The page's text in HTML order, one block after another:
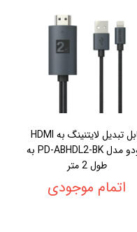
کابل تبدیل لایتنینگ به HDMI
پرودو مدل PD-ABHDL2-BK به
طول 2 متر
اتمام موجودی